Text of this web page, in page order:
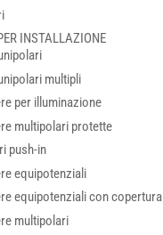
INSTALLAZIONE
multipli
per illuminazione
multipolari protette
push-in
equipotenziali
equipotenziali con
multipolari